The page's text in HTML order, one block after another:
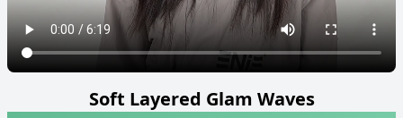
Soft Layered Glam Waves